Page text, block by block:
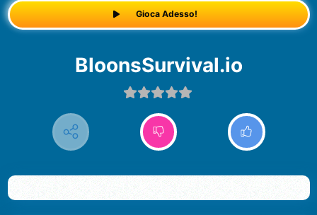
Gioca Adesso!
BloonsSurvival.io